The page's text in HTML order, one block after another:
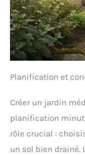
Planification et
Créer un jardin
planification
rôle crucial :
un sol bien drainé.